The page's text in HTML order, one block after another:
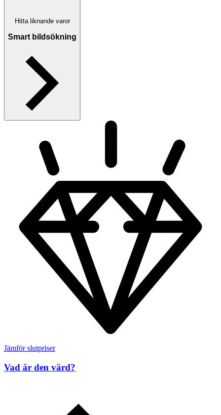
Hitta liknande varor
Smart bildsökning
Jämför slutpriser
Vad är den värd?